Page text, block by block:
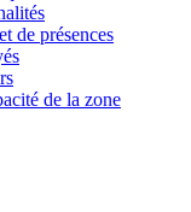
de présences
de la zone